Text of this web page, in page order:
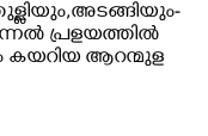
പ്രളയത്തിൽ
കയറിയ ആറന്മുള